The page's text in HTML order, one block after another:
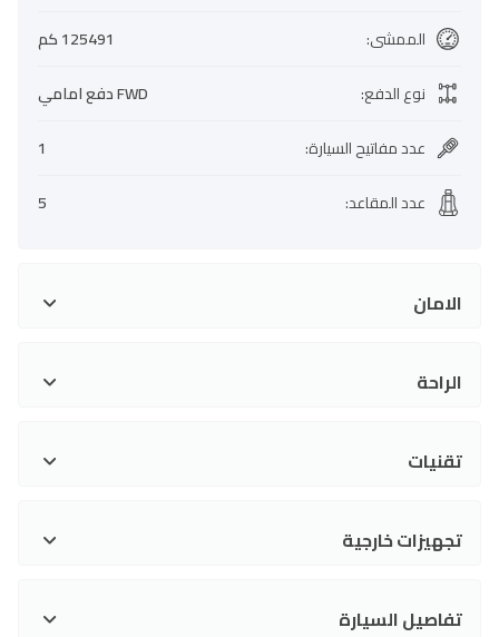
الممشى:
125491 كم
نوع الدفع:
FWD دفع امامي
عدد مفاتيح السيارة:
1
عدد المقاعد:
5
الامان
الراحة
تقنيات
تجهيزات خارجية
تفاصيل السيارة